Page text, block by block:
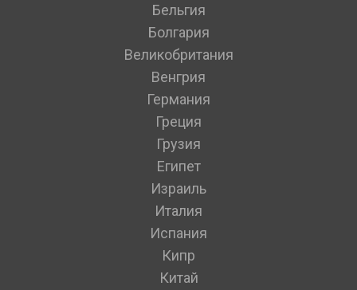
Бельгия
Болгария
Великобритания
Венгрия
Германия
Греция
Грузия
Египет
Израиль
Италия
Испания
Кипр
Китай